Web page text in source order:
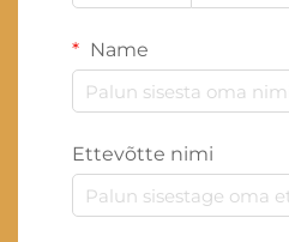
Name
Ettevõtte nimi